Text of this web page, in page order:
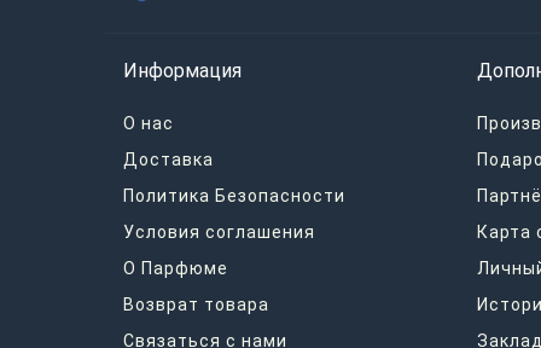
Информация
О нас
Доставка
Политика Безопасности
Условия соглашения
О Парфюме
Возврат товара
Связаться с нами
Карта